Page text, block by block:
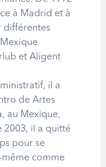
à Madrid et à
différentes
et Aligent
il a
de Artes
au Mexique,
2003, il a quitté
pour se
même comme